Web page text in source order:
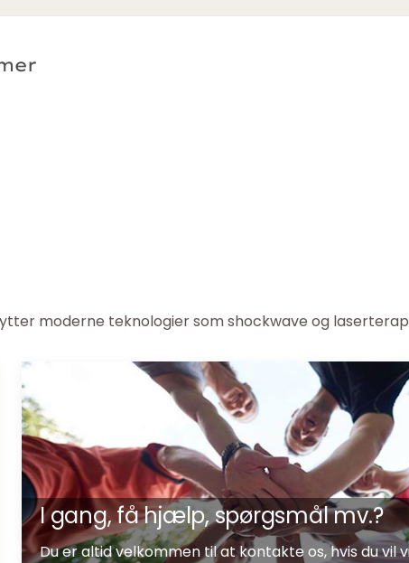
moderne teknologier som shockwave og
I gang, få hjælp, spørgsmål mv.?
Du er altid velkommen til at kontakte os, hvis du vil